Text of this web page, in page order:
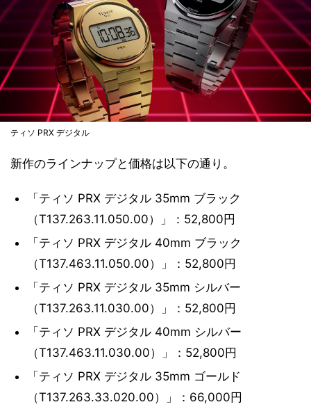
ティソ PRX デジタル
新作のラインナップと価格は以下の通り。
「ティソ PRX デジタル 35mm ブラック
（T137.263.11.050.00）」：52,800円
「ティソ PRX デジタル 40mm ブラック
（T137.463.11.050.00）」：52,800円
「ティソ PRX デジタル 35mm シルバー
（T137.263.11.030.00）」：52,800円
「ティソ PRX デジタル 40mm シルバー
（T137.463.11.030.00）」：52,800円
「ティソ PRX デジタル 35mm ゴールド
（T137.263.33.020.00）」：66,000円